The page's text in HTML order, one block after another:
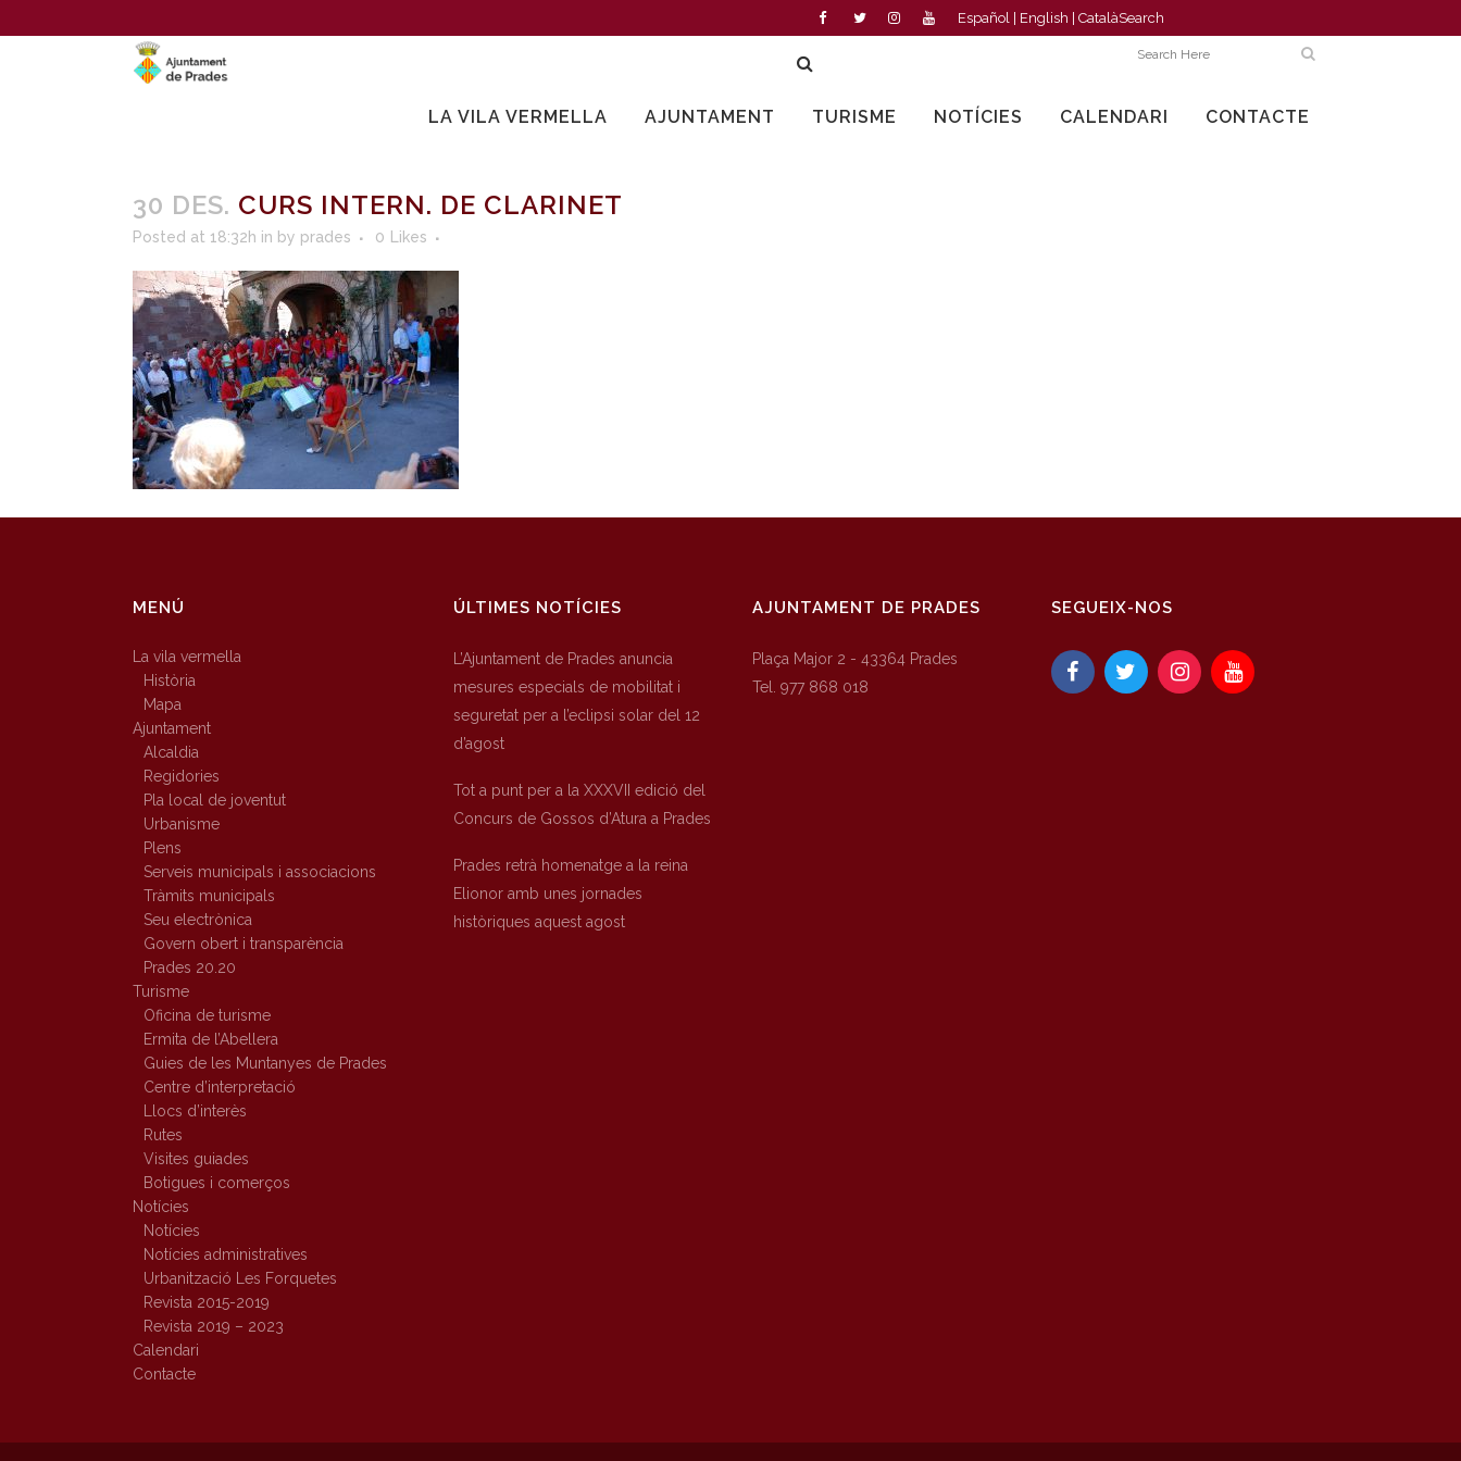
Español English CatalàSearch
LA VILA VERMELLA AJUNTAMENT TURISME NOTÍCIES CALENDARI CONTACTE
30 DES. CURS INTERN. DE CLARINET
Posted at 18:32h in by prades 0 Likes
MENÚ
La vila vermella
Història
Mapa
Ajuntament
Alcaldia
Regidories
Pla local de joventut
Urbanisme
Plens
Serveis municipals i associacions
Tràmits municipals
Seu electrònica
Govern obert i transparència
Prades 20.20
Turisme
Oficina de turisme
Ermita de l’Abellera
Guies de les Muntanyes de Prades
Centre d’interpretació
Llocs d’interès
Rutes
Visites guiades
Botigues i comerços
Notícies
Notícies
Notícies administratives
Urbanització Les Forquetes
Revista 2015-2019
Revista 2019 – 2023
Calendari
Contacte
ÚLTIMES NOTÍCIES
L’Ajuntament de Prades anuncia
mesures especials de mobilitat i
seguretat per a l’eclipsi solar del 12
d’agost
Tot a punt per a la XXXVII edició del
Concurs de Gossos d’Atura a Prades
Prades retrà homenatge a la reina
Elionor amb unes jornades
històriques aquest agost
AJUNTAMENT DE PRADES
Plaça Major 2 - 43364 Prades
Tel. 977 868 018
SEGUEIX-NOS